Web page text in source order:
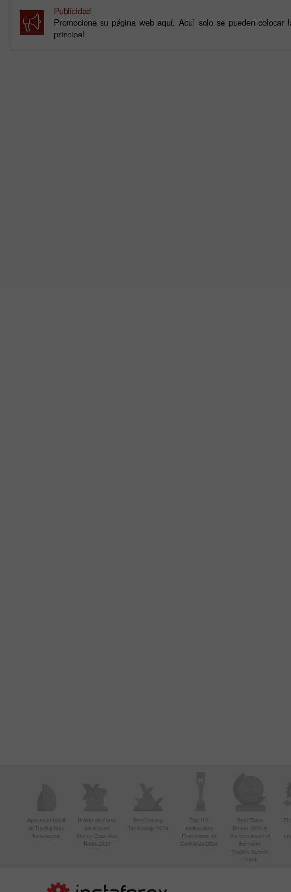
Publicidad
Promocione su página web aquí. Aquì solo se pueden
principal.
Aplicación Móvil
de Trading Más
Innovadora
Bróker de Forex
del Año en
Money Expo Abu
Dhabi 2025
Best Trading
Technology 2024
Top 100
Instituciones
Financieras de
Confianza 2024
Best Forex
Broker 2023 at
the conclusion of
the Forex
Traders Summit
Dubai
El